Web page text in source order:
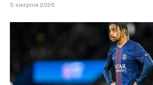
5 sierpnia 2026